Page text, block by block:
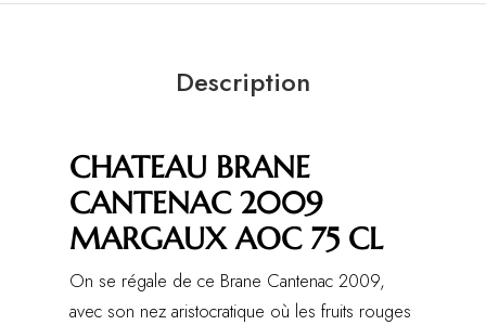
Description
CHATEAU BRANE
CANTENAC 2009
MARGAUX AOC 75 CL
On se régale de ce Brane Cantenac 2009,
avec son nez aristocratique où les fruits rouges